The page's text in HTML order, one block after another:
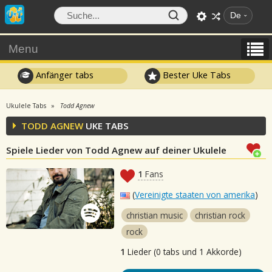
De
Menu
Anfänger tabs Bester Uke Tabs
Ukulele Tabs Todd Agnew
TODD AGNEW UKE TABS
Spiele Lieder von Todd Agnew auf deiner Ukulele
1 Fans
(Vereinigte staaten von amerika)
christian music
christian rock
rock
1 Lieder (0 tabs und 1 Akkorde)